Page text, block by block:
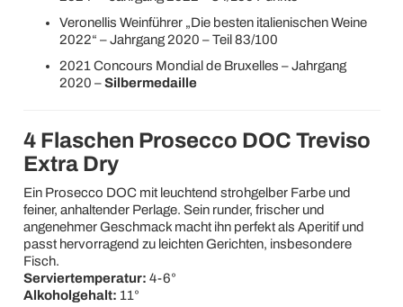
Veronellis Weinführer „Die besten italienischen Weine
2022“ – Jahrgang 2020 – Teil 83/100
2021 Concours Mondial de Bruxelles – Jahrgang
2020 –Silbermedaille
4 Flaschen Prosecco DOC Treviso
Extra Dry
Ein Prosecco DOC mit leuchtend strohgelber Farbe und
feiner, anhaltender Perlage. Sein runder, frischer und
angenehmer Geschmack macht ihn perfekt als Aperitif und
passt hervorragend zu leichten Gerichten, insbesondere
Fisch.
Serviertemperatur: 4-6°
Alkoholgehalt: 11°